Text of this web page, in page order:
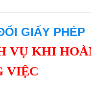
GIẤY PHÉP
VỤ KHI
VIỆC